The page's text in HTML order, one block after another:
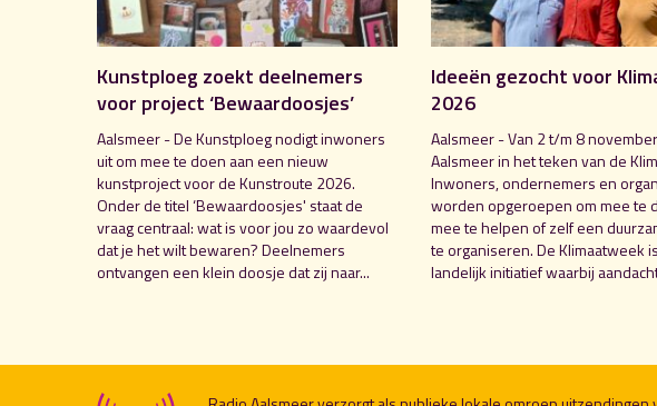
Kunstploeg zoekt deelnemers
voor project ‘Bewaardoosjes’
Aalsmeer - De Kunstploeg nodigt inwoners
uit om mee te doen aan een nieuw
kunstproject voor de Kunstroute 2026.
Onder de titel ‘Bewaardoosjes' staat de
vraag centraal: wat is voor jou zo waardevol
dat je het wilt bewaren? Deelnemers
ontvangen een klein doosje dat zij naar...
Ideeën gezocht voor
2026
Aalsmeer - Van 2 t/m 8
Aalsmeer in het teken van de
Inwoners, ondernemers en
worden opgeroepen om mee te
mee te helpen of zelf een
te organiseren. De Klimaatweek
landelijk initiatief waarbij